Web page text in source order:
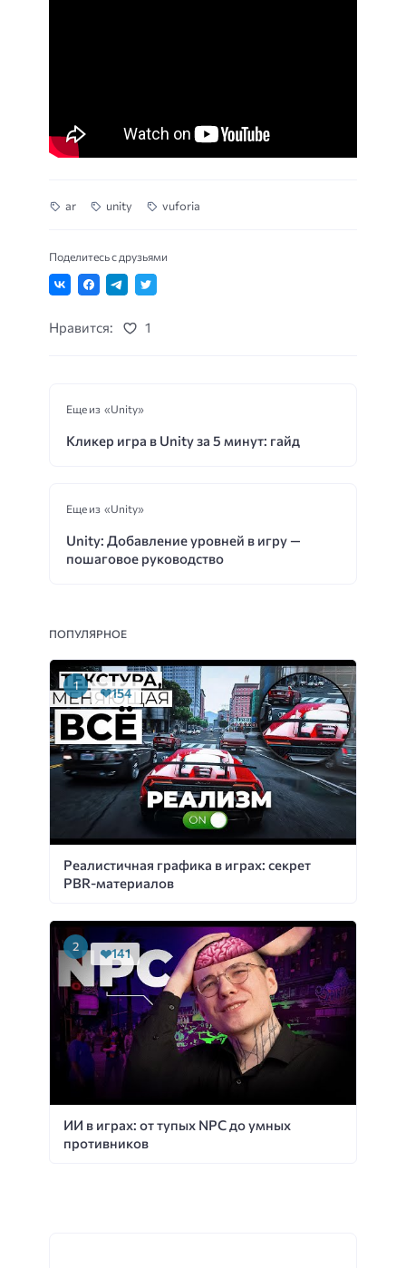
ar unity vuforia
Поделитесь с друзьями
Нравится: 1
Еще из «Unity»
Кликер игра в Unity за 5 минут: гайд
Еще из «Unity»
Unity: Добавление уровней в игру —
пошаговое руководство
ПОПУЛЯРНОЕ
Реалистичная графика в играх: секрет
PBR-материалов
154
ИИ в играх: от тупых NPC до умных
противников
141